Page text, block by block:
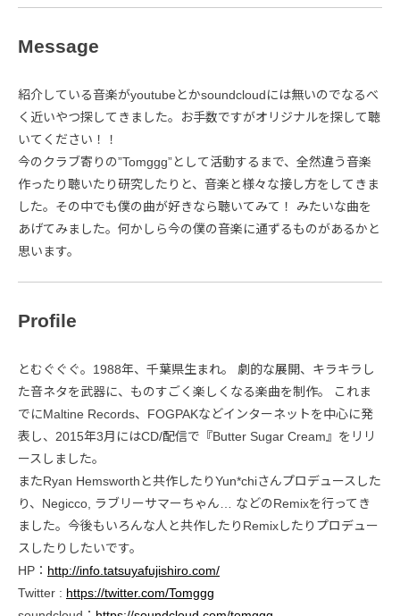
Message
紹介している音楽がyoutubeとかsoundcloudには無いのでなるべ
く近いやつ探してきました。お手数ですがオリジナルを探して聴
いてください！！
今のクラブ寄りの”Tomggg”として活動するまで、全然違う音楽
作ったり聴いたり研究したりと、音楽と様々な接し方をしてきま
した。その中でも僕の曲が好きなら聴いてみて！ みたいな曲を
あげてみました。何かしら今の僕の音楽に通ずるものがあるかと
思います。
Profile
とむぐぐぐ。1988年、千葉県生まれ。 劇的な展開、キラキラし
た音ネタを武器に、ものすごく楽しくなる楽曲を制作。 これま
でにMaltine Records、FOGPAKなどインターネットを中心に発
表し、2015年3月にはCD/配信で『Butter Sugar Cream』をリリ
ースしました。
またRyan Hemsworthと共作したりYun*chiさんプロデュースした
り、Negicco, ラブリーサマーちゃん… などのRemixを行ってき
ました。今後もいろんな人と共作したりRemixしたりプロデュー
スしたりしたいです。
HP： http://info.tatsuyafujishiro.com/
Twitter : https://twitter.com/Tomggg